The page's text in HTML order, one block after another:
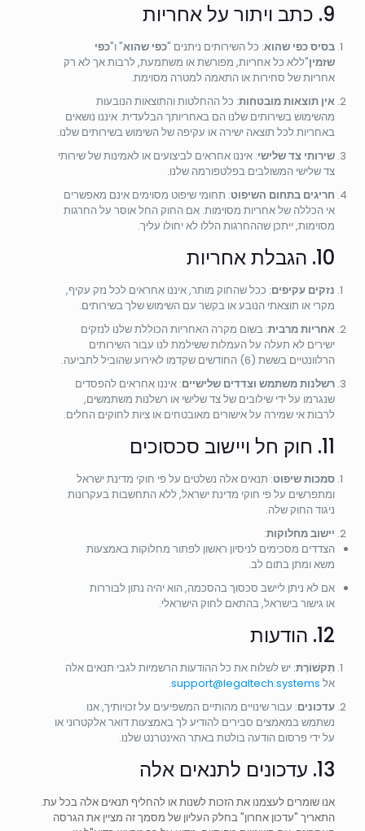
9. כתב ויתור על אחריות
בסיס כפי שהוא: כל השירותים ניתנים "כפי שהוא" ו"כפי
שזמין"ללא כל אחריות, מפורשת או משתמעת, לרבות אך לא רק
אחריות של סחירות או התאמה למטרה מסוימת.
אין תוצאות מובטחות: כל ההחלטות והתוצאות הנובעות
מהשימוש בשירותים שלנו הם באחריותך הבלעדית. איננו נושאים
באחריות לכל תוצאה ישירה או עקיפה של השימוש בשירותים שלנו.
שירותי צד שלישי: איננו אחראים לביצועים או לאמינות של שירותי
צד שלישי המשולבים בפלטפורמה שלנו.
חריגים בתחום השיפוט: תחומי שיפוט מסוימים אינם מאפשרים
אי הכללה של אחריות מסוימות. אם החוק החל אוסר על החרגות
מסוימות, ייתכן שההחרגות הללו לא יחולו עליך.
10. הגבלת אחריות
נזקים עקיפים: ככל שהחוק מותר, איננו אחראים לכל נזק עקיף,
מקרי או תוצאתי הנובע או בקשר עם השימוש שלך בשירותים.
אחריות מרבית: בשום מקרה האחריות הכוללת שלנו לנזקים
ישירים לא תעלה על העמלות ששילמת לנו עבור השירותים
הרלוונטיים בששת (6) החודשים שקדמו לאירוע שהוביל לתביעה.
רשלנות משתמש וצדדים שלישיים: איננו אחראים להפסדים
שנגרמו על ידי שילובים של צד שלישי או רשלנות משתמשים,
לרבות אי שמירה על אישורים מאובטחים או ציות לחוקים החלים.
11. חוק חל ויישוב סכסוכים
סמכות שיפוט: תנאים אלה נשלטים על פי חוקי מדינת ישראל
ומתפרשים על פי חוקי מדינת ישראל, ללא התחשבות בעקרונות
ניגוד החוק שלה.
יישוב מחלוקות:
הצדדים מסכימים לניסיון ראשון לפתור מחלוקות באמצעות
משא ומתן בתום לב.
אם לא ניתן ליישב סכסוך בהסכמה, הוא יהיה נתון לבוררות
או גישור בישראל, בהתאם לחוק הישראלי.
12. הודעות
תִקשׁוֹרֶת: יש לשלוח את כל ההודעות הרשמיות לגבי תנאים אלה
אל support@legaltech.systems
.
עדכונים: עבור שינויים מהותיים המשפיעים על זכויותיך, אנו
נשתמש במאמצים סבירים להודיע לך באמצעות דואר אלקטרוני או
על ידי פרסום הודעה בולטת באתר האינטרנט שלנו.
13. עדכונים לתנאים אלה
אנו שומרים לעצמנו את הזכות לשנות או להחליף תנאים אלה בכל עת.
התאריך "עדכון אחרון" בחלק העליון של מסמך זה מציין את הגרסה